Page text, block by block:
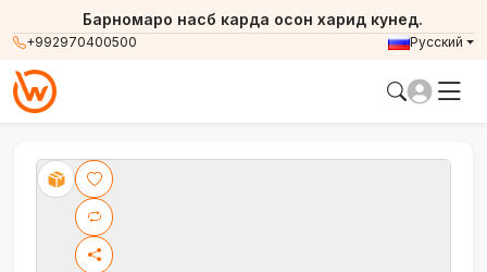
+992970400500
Барномаро насб карда осон харид кунед.
Русский